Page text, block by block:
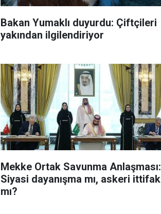
Bakan Yumaklı duyurdu: Çiftçileri
yakından ilgilendiriyor
Mekke Ortak Savunma Anlaşması:
Siyasi dayanışma mı, askeri ittifak
mı?